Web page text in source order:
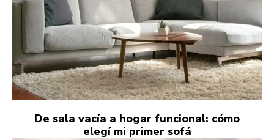
De sala vacía a hogar funcional: cómo
elegí mi primer sofá